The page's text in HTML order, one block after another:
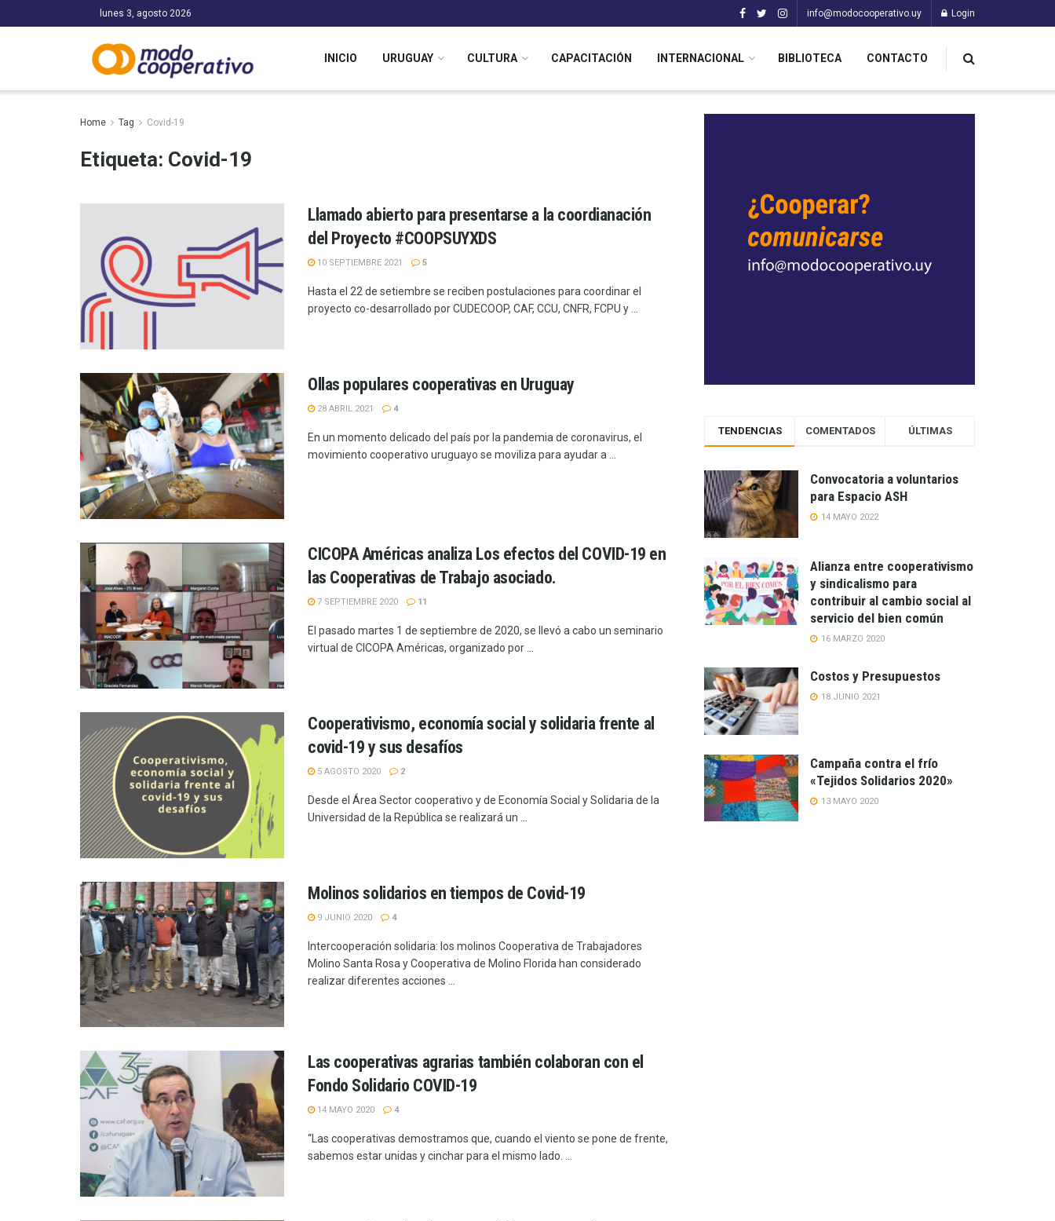
lunes 3, agosto 2026 info@modocooperativo.uy Login
INICIO URUGUAY CULTURA CAPACITACIÓN INTERNACIONAL BIBLIOTECA CONTACTO
Home Tag Covid-19
Etiqueta: Covid-19
Llamado abierto para presentarse a la coordianación
del Proyecto #COOPSUYXDS
10 SEPTIEMBRE 2021 5
Hasta el 22 de setiembre se reciben postulaciones para coordinar el
proyecto co-desarrollado por CUDECOOP, CAF, CCU, CNFR, FCPU y ...
Ollas populares cooperativas en Uruguay
28 ABRIL 2021 4
En un momento delicado del país por la pandemia de coronavirus, el
movimiento cooperativo uruguayo se moviliza para ayudar a ...
CICOPA Américas analiza Los efectos del COVID-19 en
las Cooperativas de Trabajo asociado.
7 SEPTIEMBRE 2020 11
El pasado martes 1 de septiembre de 2020, se llevó a cabo un seminario
virtual de CICOPA Américas, organizado por ...
Cooperativismo, economía social y solidaria frente al
covid-19 y sus desafíos
5 AGOSTO 2020 2
Desde el Área Sector cooperativo y de Economía Social y Solidaria de la
Universidad de la República se realizará un ...
Molinos solidarios en tiempos de Covid-19
9 JUNIO 2020 4
Intercooperación solidaria: los molinos Cooperativa de Trabajadores
Molino Santa Rosa y Cooperativa de Molino Florida han considerado
realizar diferentes acciones ...
Las cooperativas agrarias también colaboran con el
Fondo Solidario COVID-19
14 MAYO 2020 4
“Las cooperativas demostramos que, cuando el viento se pone de frente,
sabemos estar unidas y cinchar para el mismo lado. ...
TENDENCIAS COMENTADOS ÚLTIMAS
Convocatoria a voluntarios
para Espacio ASH
14 MAYO 2022
Alianza entre cooperativismo
y sindicalismo para
contribuir al cambio social al
servicio del bien común
16 MARZO 2020
Costos y Presupuestos
18 JUNIO 2021
Campaña contra el frío
«Tejidos Solidarios 2020»
13 MAYO 2020